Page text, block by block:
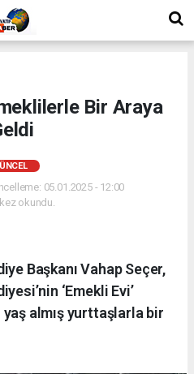
Bir Araya
05.01.2025 - 12:00
okundu.
Başkanı Vahap Seçer,
‘Emekli Evi’
almış yurttaşlarla bir